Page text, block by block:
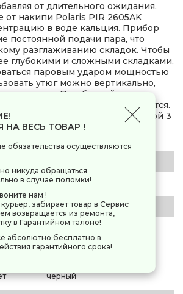
от длительного ожидания.
от накипи Polaris PIR 2605AK
в воде кальция. Прибор
постоянной подачи пара, что
разглаживанию складок. Чтобы
глубокими и сложными складками,
паровым ударом мощностью
утюг можно вертикально,
вешалках. При бездействии
автоматически отключается.
сети при помощи кабеля длиной 3
Китай
утюг
Polaris PIR 2605AK
черный
НА ВЕСЬ ТОВАР !
обязательства осуществляются
никуда обращаться
в случае поломки!
нам !
забирает товар в Сервис
возвращается из ремонта,
в Гарантийном талоне!
абсолютно бесплатно в
гарантийного срока!